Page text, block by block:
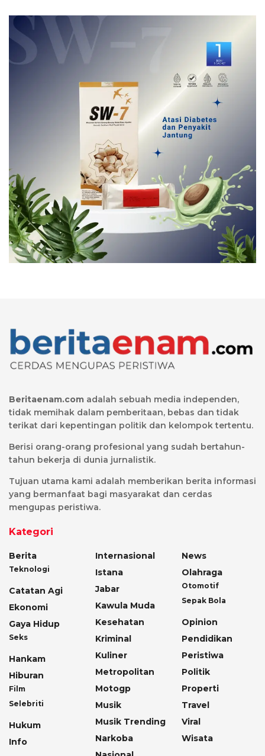
Beritaenam.com adalah sebuah media independen,
tidak memihak dalam pemberitaan, bebas dan tidak
terikat dari kepentingan politik dan kelompok tertentu.
Berisi orang-orang profesional yang sudah bertahun-
tahun bekerja di dunia jurnalistik.
Tujuan utama kami adalah memberikan berita informasi
yang bermanfaat bagi masyarakat dan cerdas
mengupas peristiwa.
Kategori
Berita
Teknologi
Catatan Agi
Ekonomi
Gaya Hidup
Seks
Hankam
Hiburan
Film
Selebriti
Hukum
Info
Internasional
Istana
Jabar
Kawula Muda
Kesehatan
Kriminal
Kuliner
Metropolitan
Motogp
Musik
Musik Trending
Narkoba
News
Olahraga
Otomotif
Sepak Bola
Opinion
Pendidikan
Peristiwa
Politik
Properti
Travel
Viral
Wisata